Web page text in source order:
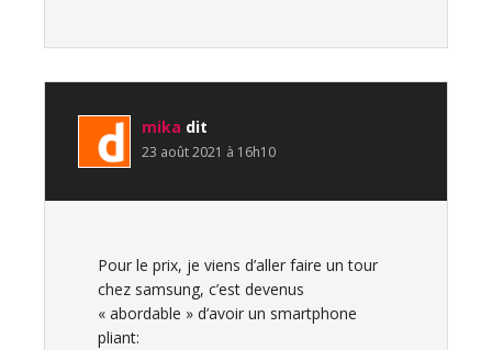
mika dit
23 août 2021 à 16h10
Pour le prix, je viens d’aller faire un tour
chez samsung, c’est devenus
« abordable » d’avoir un smartphone
pliant: